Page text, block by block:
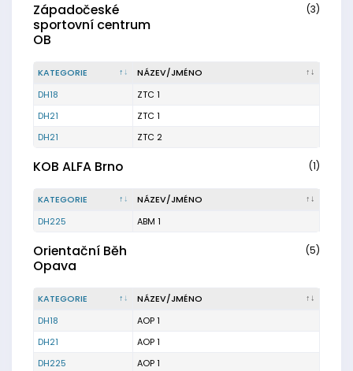
Západočeské
sportovní centrum
OB
(3)
KATEGORIE
NÁZEV/JMÉNO
DH18
ZTC 1
DH21
ZTC 1
DH21
ZTC 2
KOB ALFA Brno (1)
KATEGORIE
NÁZEV/JMÉNO
DH225
ABM 1
Orientační Běh
Opava
(5)
KATEGORIE
NÁZEV/JMÉNO
DH18
AOP 1
DH21
AOP 1
DH225
AOP 1